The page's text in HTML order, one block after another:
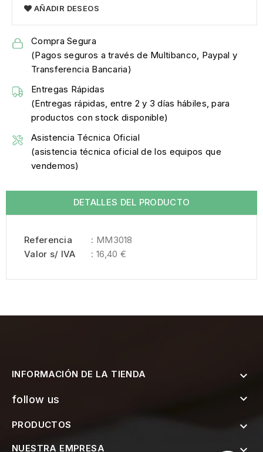
AÑADIR DESEOS
Compra Segura
(Pagos seguros a través de Multibanco, Paypal y
Transferencia Bancaria)
Entregas Rápidas
(Entregas rápidas, entre 2 y 3 días hábiles, para
productos con stock disponible)
Asistencia Técnica Oficial
(asistencia técnica oficial de los equipos que
vendemos)
DETALLES DEL PRODUCTO
Referencia
: MM3018
Valor s/ IVA
: 16,40 €
INFORMACIÓN DE LA TIENDA 
follow us 
PRODUCTOS 
NUESTRA EMPRESA